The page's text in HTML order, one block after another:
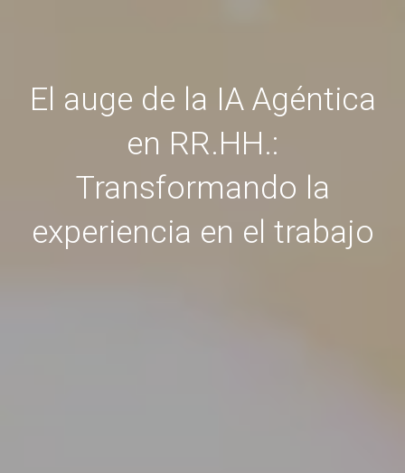
El auge de la IA Agéntica
en RR.HH.:
Transformando la
experiencia en el trabajo